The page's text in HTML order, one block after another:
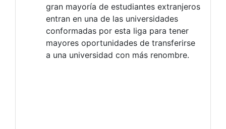
gran mayoría de estudiantes extranjeros
entran en una de las universidades
conformadas por esta liga para tener
mayores oportunidades de transferirse
a una universidad con más renombre.